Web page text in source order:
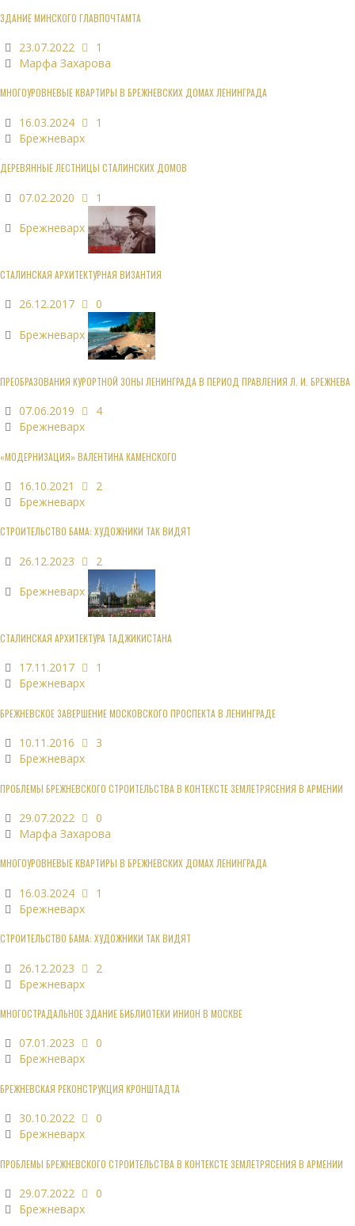
ЗДАНИЕ МИНСКОГО ГЛАВПОЧТАМТА
23.07.2022
1
Марфа Захарова
МНОГОУРОВНЕВЫЕ КВАРТИРЫ В БРЕЖНЕВСКИХ ДОМАХ ЛЕНИНГРАДА
16.03.2024
1
Брежневарх
ДЕРЕВЯННЫЕ ЛЕСТНИЦЫ СТАЛИНСКИХ ДОМОВ
07.02.2020 1
Брежневарх
СТАЛИНСКАЯ АРХИТЕКТУРНАЯ ВИЗАНТИЯ
26.12.2017 0
Брежневарх
ПРЕОБРАЗОВАНИЯ КУРОРТНОЙ ЗОНЫ ЛЕНИНГРАДА В ПЕРИОД ПРАВЛЕНИЯ Л. И. БРЕЖНЕВА
07.06.2019
4
Брежневарх
«МОДЕРНИЗАЦИЯ» ВАЛЕНТИНА КАМЕНСКОГО
16.10.2021
2
Брежневарх
СТРОИТЕЛЬСТВО БАМА: ХУДОЖНИКИ ТАК ВИДЯТ
26.12.2023 2
Брежневарх
СТАЛИНСКАЯ АРХИТЕКТУРА ТАДЖИКИСТАНА
17.11.2017
1
Брежневарх
БРЕЖНЕВСКОЕ ЗАВЕРШЕНИЕ МОСКОВСКОГО ПРОСПЕКТА В ЛЕНИНГРАДЕ
10.11.2016
3
Брежневарх
ПРОБЛЕМЫ БРЕЖНЕВСКОГО СТРОИТЕЛЬСТВА В КОНТЕКСТЕ ЗЕМЛЕТРЯСЕНИЯ В АРМЕНИИ
29.07.2022
0
Марфа Захарова
МНОГОУРОВНЕВЫЕ КВАРТИРЫ В БРЕЖНЕВСКИХ ДОМАХ ЛЕНИНГРАДА
16.03.2024
1
Брежневарх
СТРОИТЕЛЬСТВО БАМА: ХУДОЖНИКИ ТАК ВИДЯТ
26.12.2023
2
Брежневарх
МНОГОСТРАДАЛЬНОЕ ЗДАНИЕ БИБЛИОТЕКИ ИНИОН В МОСКВЕ
07.01.2023
0
Брежневарх
БРЕЖНЕВСКАЯ РЕКОНСТРУКЦИЯ КРОНШТАДТА
30.10.2022
0
Брежневарх
ПРОБЛЕМЫ БРЕЖНЕВСКОГО СТРОИТЕЛЬСТВА В КОНТЕКСТЕ ЗЕМЛЕТРЯСЕНИЯ В АРМЕНИИ
29.07.2022
0
Брежневарх